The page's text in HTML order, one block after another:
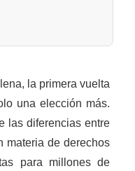
la primera vuelta
una elección más.
las diferencias entre
materia de derechos
para millones de